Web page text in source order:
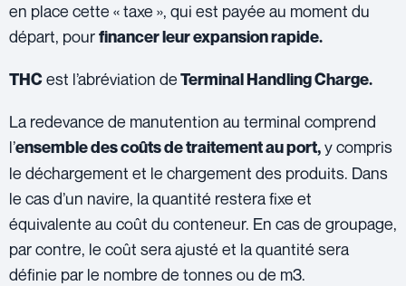
en place cette « taxe », qui est payée au moment du
départ, pourfinancer leur expansion rapide.
THCest l’abréviation deTerminal Handling Charge.
La redevance de manutention au terminal comprend
l’ensemble des coûts de traitement au port,y compris
le déchargement et le chargement des produits. Dans
le cas d’un navire, la quantité restera fixe et
équivalente au coût du conteneur. En cas de groupage,
par contre, le coût sera ajusté et la quantité sera
définie par le nombre de tonnes ou de m3.